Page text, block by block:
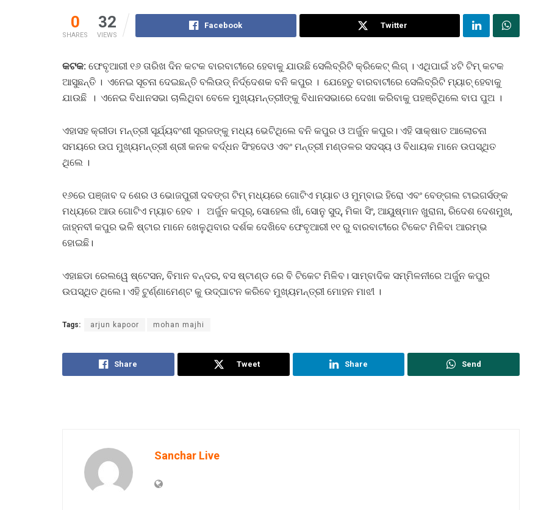
0
SHARES
32
VIEWS
Facebook Twitter
କଟକ: ଫେବୃଆରୀ ୧୬ ତାରିଖ ଦିନ କଟକ ବାରବାଟୀରେ ହେବାକୁ ଯାଉଛି ସେଲିବ୍ରିଟି କ୍ରିକେଟ୍ ଲିଗ୍ । ଏଥିପାଇଁ ୪ଟି ଟିମ୍ କଟକ
ଆସୁଛନ୍ତି । ଏନେଇ ସୂଚନା ଦେଇଛନ୍ତି ବଲିଉଡ୍ ନିର୍ଦ୍ଦେଶକ ବନି କପୁର । ଯେହେତୁ ବାରବାଟୀରେ ସେଲିବ୍ରିଟି ମ୍ୟାଚ୍ ହେବାକୁ
ଯାଉଛି । ଏନେଇ ବିଧାନସଭା ଚାଲିଥିବା ବେଳେ ମୁଖ୍ୟମନ୍ତ୍ରୀଙ୍କୁ ବିଧାନସଭାରେ ଦେଖା କରିବାକୁ ପହଞ୍ଚିଥିଲେ ବାପ ପୁଅ ।
ଏହାସହ କ୍ରୀଡା ମନ୍ତ୍ରୀ ସୂର୍ଯ୍ୟବଂଶୀ ସୂରଜଙ୍କୁ ମଧ୍ୟ ଭେଟିଥିଲେ ବନି କପୁର ଓ ଅର୍ଜୁନ କପୁର। ଏହି ସାକ୍ଷାତ ଆଲୋଚନା
ସମୟରେ ଉପ ମୁଖ୍ୟମନ୍ତ୍ରୀ ଶ୍ରୀ କନକ ବର୍ଦ୍ଧନ ସିଂହଦେଓ ଏବଂ ମନ୍ତ୍ରୀ ମଣ୍ଡଳର ସଦସ୍ୟ ଓ ବିଧାୟକ ମାନେ ଉପସ୍ଥିତ
ଥିଲେ ।
୧୬ରେ ପଞ୍ଜାବ ଦ ଶେର ଓ ଭୋଜପୁରୀ ଦବଙ୍ଗ ଟିମ୍ ମଧ୍ୟରେ ଗୋଟିଏ ମ୍ୟାଚ ଓ ମୁମ୍ବାଇ ହିରୋ ଏବଂ ବେଙ୍ଗଲ ଟାଇଗର୍ସଙ୍କ
ମଧ୍ୟରେ ଆଉ ଗୋଟିଏ ମ୍ୟାଚ ହେବ । ଅର୍ଜୁନ କପୂର୍, ସୋହେଲ ଖାଁ, ସୋନୁ ସୁଦ୍, ମିକା ସିଂ, ଆୟୁଷ୍ମାନ ଖୁରାନା, ରିଦେଶ ଦେଶମୁଖ,
ଜାହ୍ନବୀ କପୁର ଭଳି ଷ୍ଟାର ମାନେ ଖେଳୁଥିବାର ଦର୍ଶକ ଦେଖିବେ ଫେବୃଆରୀ ୧୧ ରୁ ବାରବାଟୀରେ ଟିକେଟ ମିଳିବା ଆରମ୍ଭ
ହୋଇଛି।
ଏହାଛଡା ରେଲୱେ ଷ୍ଟେସନ, ବିମାନ ବନ୍ଦର, ବସ ଷ୍ଟାଣ୍ଡ ରେ ବି ଟିକେଟ ମିଳିବ। ସାମ୍ବାଦିକ ସମ୍ମିଳନୀରେ ଅର୍ଜୁନ କପୁର
ଉପସ୍ଥିତ ଥିଲେ। ଏହି ଟୁର୍ଣ୍ଣାମେଣ୍ଟ କୁ ଉଦ୍ଘାଟନ କରିବେ ମୁଖ୍ୟମନ୍ତ୍ରୀ ମୋହନ ମାଝୀ ।
Tags: arjun kapoor mohan majhi
Share Tweet Share Send
Sanchar Live